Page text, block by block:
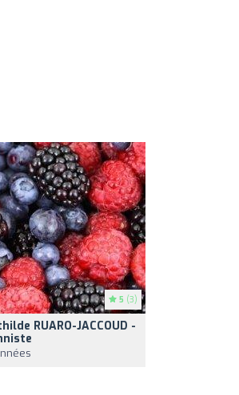
5 (3)
RUARO-JACCOUD -